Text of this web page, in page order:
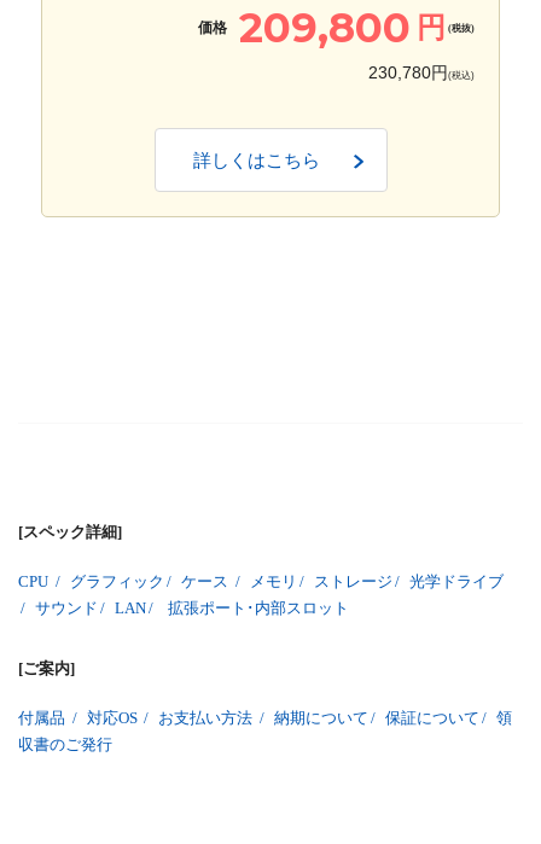
価格 209,800 円 (税抜)
230,780円 (税込)
詳しくはこちら
[スペック詳細]
CPU / グラフィック / ケース / メモリ / ストレージ / 光学ドライブ
/ サウンド / LAN/ 拡張ポート･内部スロット
[ご案内]
付属品 / 対応OS / お支払い方法 / 納期について / 保証について / 領
収書のご発行